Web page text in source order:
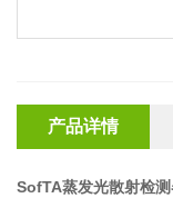
产品详情
SofTA蒸发光散射检